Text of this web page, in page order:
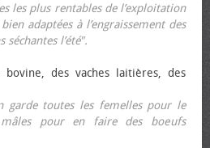
les plus rentables de l’exploitation
adaptées à l’engraissement des
l’été".
des vaches laitières, des
garde toutes les femelles pour le
mâles pour en faire des bœufs